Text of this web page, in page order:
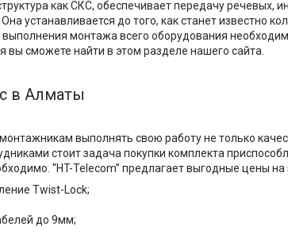
как СКС, обеспечивает передачу речевых,
устанавливается до того, как станет известно
монтажа всего оборудования
сможете найти в этом разделе нашего сайта.
в Алматы
выполнять свою работу не только
стоит задача покупки комплекта
“HT-Telecom” предлагает выгодные цены на
Twist-Lock;
до 9мм;